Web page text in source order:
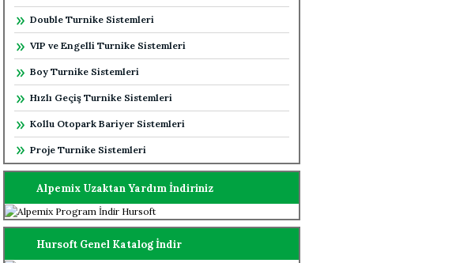
Double Turnike Sistemleri
VIP ve Engelli Turnike Sistemleri
Boy Turnike Sistemleri
Hızlı Geçiş Turnike Sistemleri
Kollu Otopark Bariyer Sistemleri
Proje Turnike Sistemleri
Alpemix Uzaktan Yardım İndiriniz
Hursoft Genel Katalog İndir